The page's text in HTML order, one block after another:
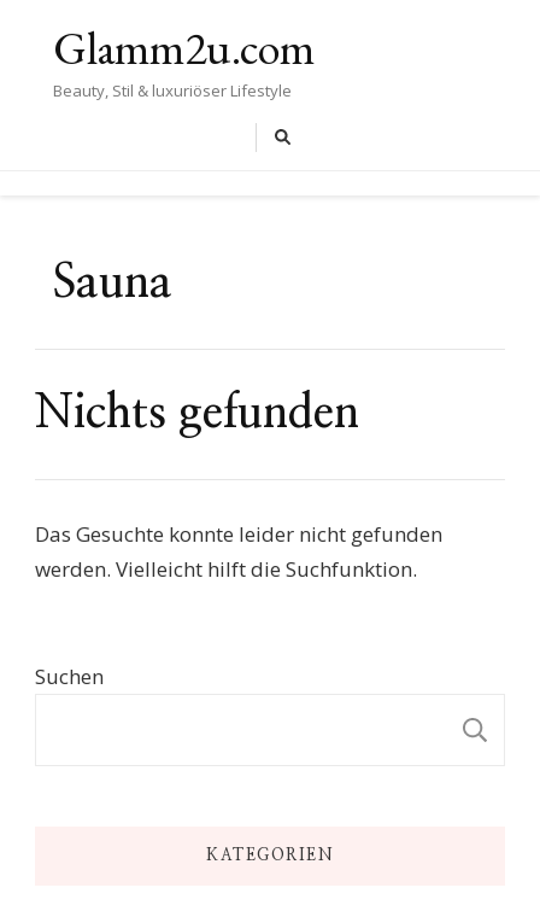
Glamm2u.com
Beauty, Stil & luxuriöser Lifestyle
Sauna
Nichts gefunden
Das Gesuchte konnte leider nicht gefunden
werden. Vielleicht hilft die Suchfunktion.
Suchen
KATEGORIEN